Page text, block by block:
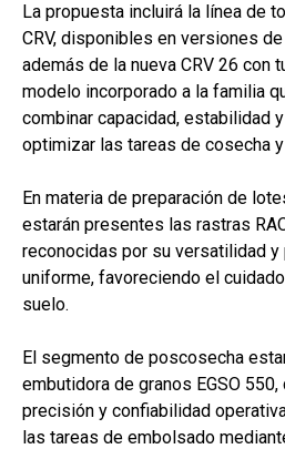
La propuesta incluirá la línea de
CRV, disponibles en versiones
además de la nueva CRV 26 con
modelo incorporado a la familia
combinar capacidad, estabilidad
optimizar las tareas de cosecha
En materia de preparación de
estarán presentes las rastras
reconocidas por su versatilidad y
uniforme, favoreciendo el
suelo.
El segmento de poscosecha
embutidora de granos EGSO
precisión y confiabilidad
las tareas de embolsado